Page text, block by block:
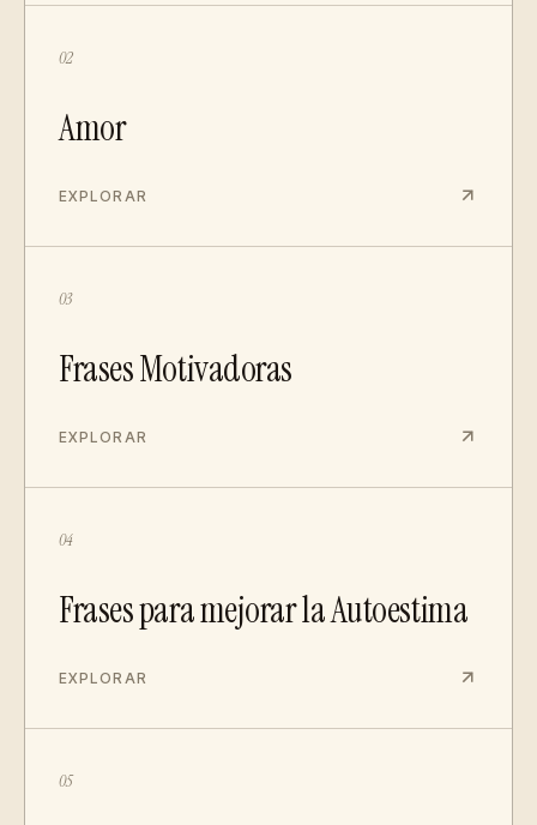
02
Amor
EXPLORAR
03
Frases Motivadoras
EXPLORAR
04
Frases para mejorar la Autoestima
EXPLORAR
05